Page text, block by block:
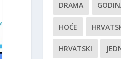
DRAMA
HOĆE
HRVATSKI